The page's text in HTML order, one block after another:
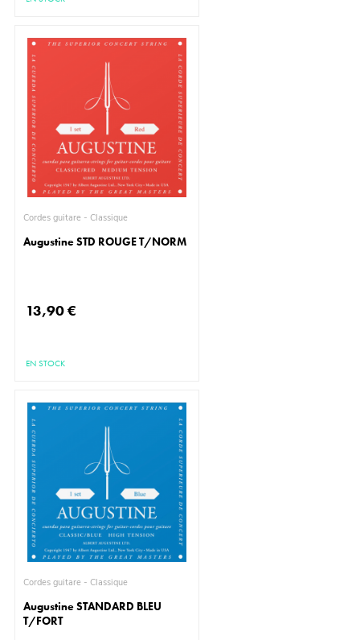
Cordes guitare - Classique
Augustine STD ROUGE T/NORM
13,90 €
EN STOCK
Cordes guitare - Classique
Augustine STANDARD BLEU
T/FORT